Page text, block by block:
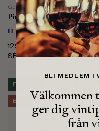
BLI MEDLEM I
Välkommen
ger dig
från
Gérard Bertrand
Picpoul de Pinet
Vitt vinfrån Frankrike, Languedoc-
• 750 ml
129
SEK
(106SEK ex.
moms)
Ekologisk
Biodynamisk